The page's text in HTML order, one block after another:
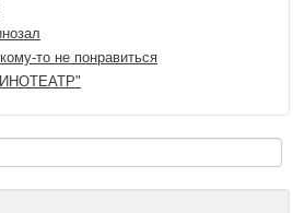
то не понравиться